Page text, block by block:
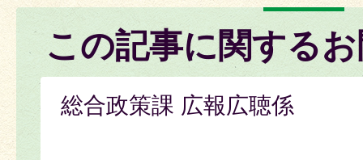
この記事に関する
総合政策課 広報広聴係